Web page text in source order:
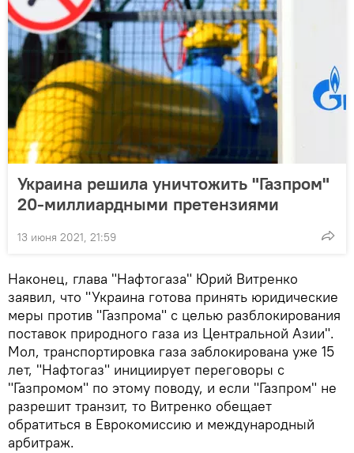
Украина решила уничтожить "Газпром"
20-миллиардными претензиями
13 июня 2021, 21:59
Наконец, глава "Нафтогаза" Юрий Витренко
заявил, что "Украина готова принять юридические
меры против "Газпрома" с целью разблокирования
поставок природного газа из Центральной Азии".
Мол, транспортировка газа заблокирована уже 15
лет, "Нафтогаз" инициирует переговоры с
"Газпромом" по этому поводу, и если "Газпром" не
разрешит транзит, то Витренко обещает
обратиться в Еврокомиссию и международный
арбитраж.